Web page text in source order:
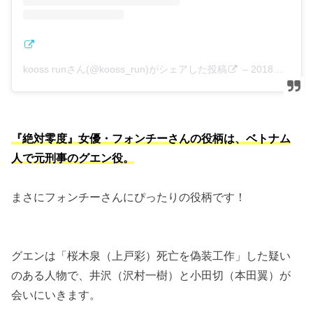
kooss runさん(@kooss_run)がシェアした投稿 – 2018年 9月月7日午前4時52分PDT
『絶対零度』女優・フォンチーさんの役柄は、ベトナム
人で元刑事のグエン役。
まさにフォンチーさんにぴったりの役柄です！
グエンは「桜木泉（上戸彩）死亡を偽装工作」した疑い
のある人物で、井沢（沢村一樹）と小田切（本田翼）が
会いにいきます。